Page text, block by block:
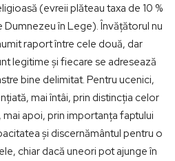
(evreii plăteau taxa de 10 %
Dumnezeu în Lege). Învățătorul nu
raport între cele două, dar
legitime și fiecare se adresează
bine delimitat. Pentru ucenici,
mai întâi, prin distincția celor
apoi, prin importanța faptului
și discernământul pentru o
chiar dacă uneori pot ajunge în